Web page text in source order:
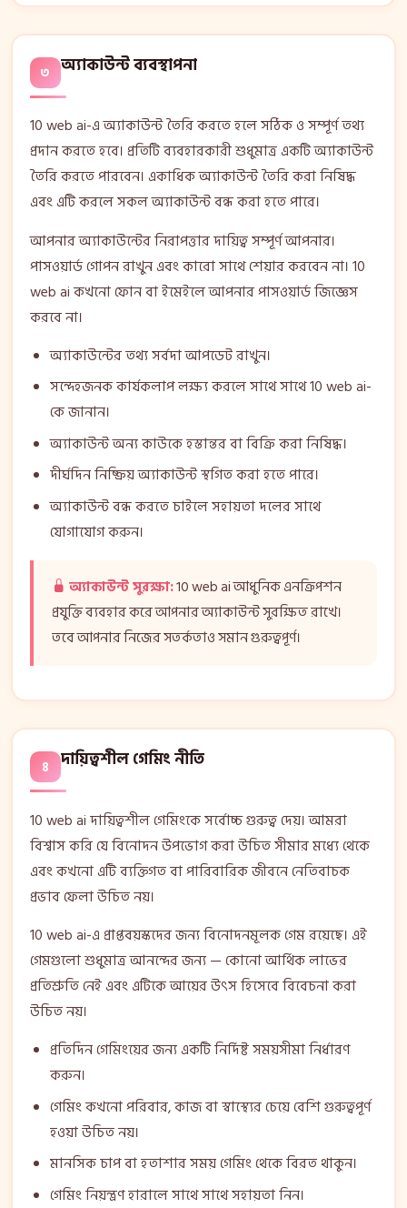
৩ অ্যাকাউন্ট ব্যবস্থাপনা
10 web ai-এ অ্যাকাউন্ট তৈরি করতে হলে সঠিক ও সম্পূর্ণ তথ্য
প্রদান করতে হবে। প্রতিটি ব্যবহারকারী শুধুমাত্র একটি অ্যাকাউন্ট
তৈরি করতে পারবেন। একাধিক অ্যাকাউন্ট তৈরি করা নিষিদ্ধ
এবং এটি করলে সকল অ্যাকাউন্ট বন্ধ করা হতে পারে।
আপনার অ্যাকাউন্টের নিরাপত্তার দায়িত্ব সম্পূর্ণ আপনার।
পাসওয়ার্ড গোপন রাখুন এবং কারো সাথে শেয়ার করবেন না। 10
web ai কখনো ফোন বা ইমেইলে আপনার পাসওয়ার্ড জিজ্ঞেস
করবে না।
অ্যাকাউন্টের তথ্য সর্বদা আপডেট রাখুন।
সন্দেহজনক কার্যকলাপ লক্ষ্য করলে সাথে সাথে 10 web ai-
কে জানান।
অ্যাকাউন্ট অন্য কাউকে হস্তান্তর বা বিক্রি করা নিষিদ্ধ।
দীর্ঘদিন নিষ্ক্রিয় অ্যাকাউন্ট স্থগিত করা হতে পারে।
অ্যাকাউন্ট বন্ধ করতে চাইলে সহায়তা দলের সাথে
যোগাযোগ করুন।
অ্যাকাউন্ট সুরক্ষা:10 web ai আধুনিক এনক্রিপশন
প্রযুক্তি ব্যবহার করে আপনার অ্যাকাউন্ট সুরক্ষিত রাখে।
তবে আপনার নিজের সতর্কতাও সমান গুরুত্বপূর্ণ।
৪ দায়িত্বশীল গেমিং নীতি
10 web ai দায়িত্বশীল গেমিংকে সর্বোচ্চ গুরুত্ব দেয়। আমরা
বিশ্বাস করি যে বিনোদন উপভোগ করা উচিত সীমার মধ্যে থেকে
এবং কখনো এটি ব্যক্তিগত বা পারিবারিক জীবনে নেতিবাচক
প্রভাব ফেলা উচিত নয়।
10 web ai-এ প্রাপ্তবয়স্কদের জন্য বিনোদনমূলক গেম রয়েছে। এই
গেমগুলো শুধুমাত্র আনন্দের জন্য — কোনো আর্থিক লাভের
প্রতিশ্রুতি নেই এবং এটিকে আয়ের উৎস হিসেবে বিবেচনা করা
উচিত নয়।
প্রতিদিন গেমিংয়ের জন্য একটি নির্দিষ্ট সময়সীমা নির্ধারণ
করুন।
গেমিং কখনো পরিবার, কাজ বা স্বাস্থ্যের চেয়ে বেশি গুরুত্বপূর্ণ
হওয়া উচিত নয়।
মানসিক চাপ বা হতাশার সময় গেমিং থেকে বিরত থাকুন।
গেমিং নিয়ন্ত্রণ হারালে সাথে সাথে সহায়তা নিন।